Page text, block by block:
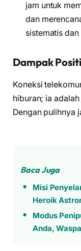
jam untuk
dan
sistematis
Dampak
Koneksi
hiburan; ia
Dengan pulihnya
Baca Juga
Misi
Heroik
Modus
Anda,